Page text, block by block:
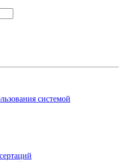
системой